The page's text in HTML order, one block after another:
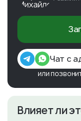
Чат с
или
Влияет ли